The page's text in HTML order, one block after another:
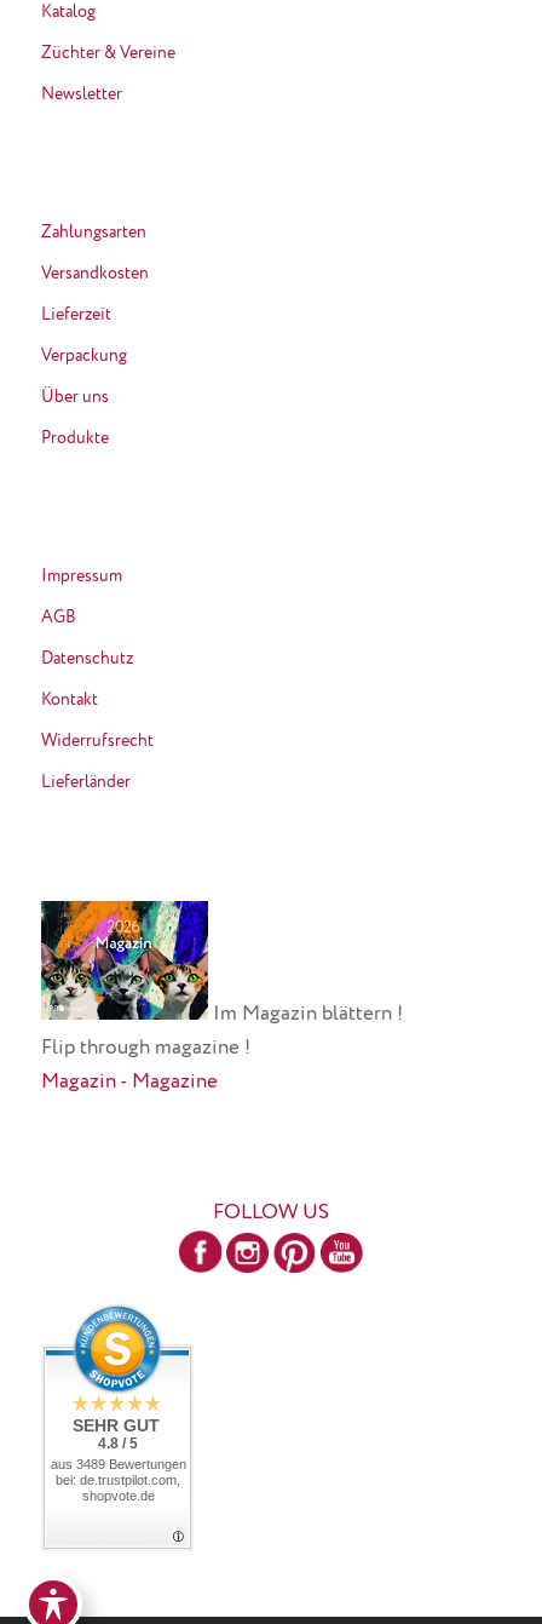
Katalog
Züchter & Vereine
Newsletter
Zahlungsarten
Versandkosten
Lieferzeit
Verpackung
Über uns
Produkte
Impressum
AGB
Datenschutz
Kontakt
Widerrufsrecht
Lieferländer
Im Magazin blättern !
Flip through magazine !
Magazin - Magazine
FOLLOW US
SEHR GUT
4.8 / 5
aus 3489 Bewertungen
bei: de.trustpilot.com,
shopvote.de